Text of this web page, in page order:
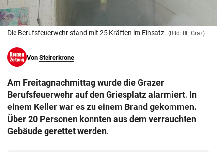
Muthgasse 2, 1190 Wien
Die Berufsfeuerwehr stand mit 25 Kräften im Einsatz. (Bild: BF Graz)
Von Steirerkrone
Am Freitagnachmittag wurde die Grazer
Berufsfeuerwehr auf den Griesplatz alarmiert. In
einem Keller war es zu einem Brand gekommen.
Über 20 Personen konnten aus dem verrauchten
Gebäude gerettet werden.